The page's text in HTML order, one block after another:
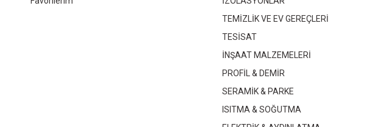
RUTTER CAT6 30 MT
TEMİZLİK VE EV GEREÇLERİ
TESİSAT
İNŞAAT MALZEMELERİ
PROFİL & DEMİR
SERAMİK & PARKE
ISITMA & SOĞUTMA